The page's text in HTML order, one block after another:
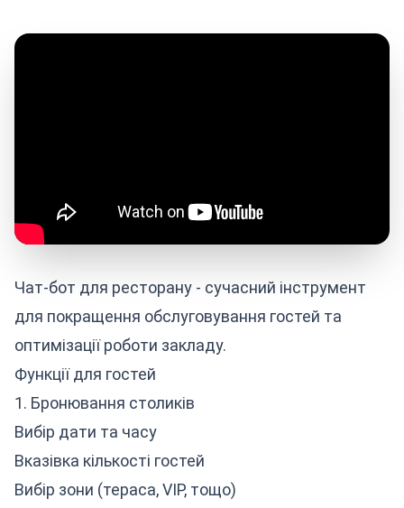
Чат-бот для ресторану - сучасний інструмент
для покращення обслуговування гостей та
оптимізації роботи закладу.
Функції для гостей
1. Бронювання столиків
Вибір дати та часу
Вказівка кількості гостей
Вибір зони (тераса, VIP, тощо)